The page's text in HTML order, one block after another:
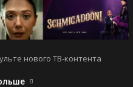
нового ТВ-контента